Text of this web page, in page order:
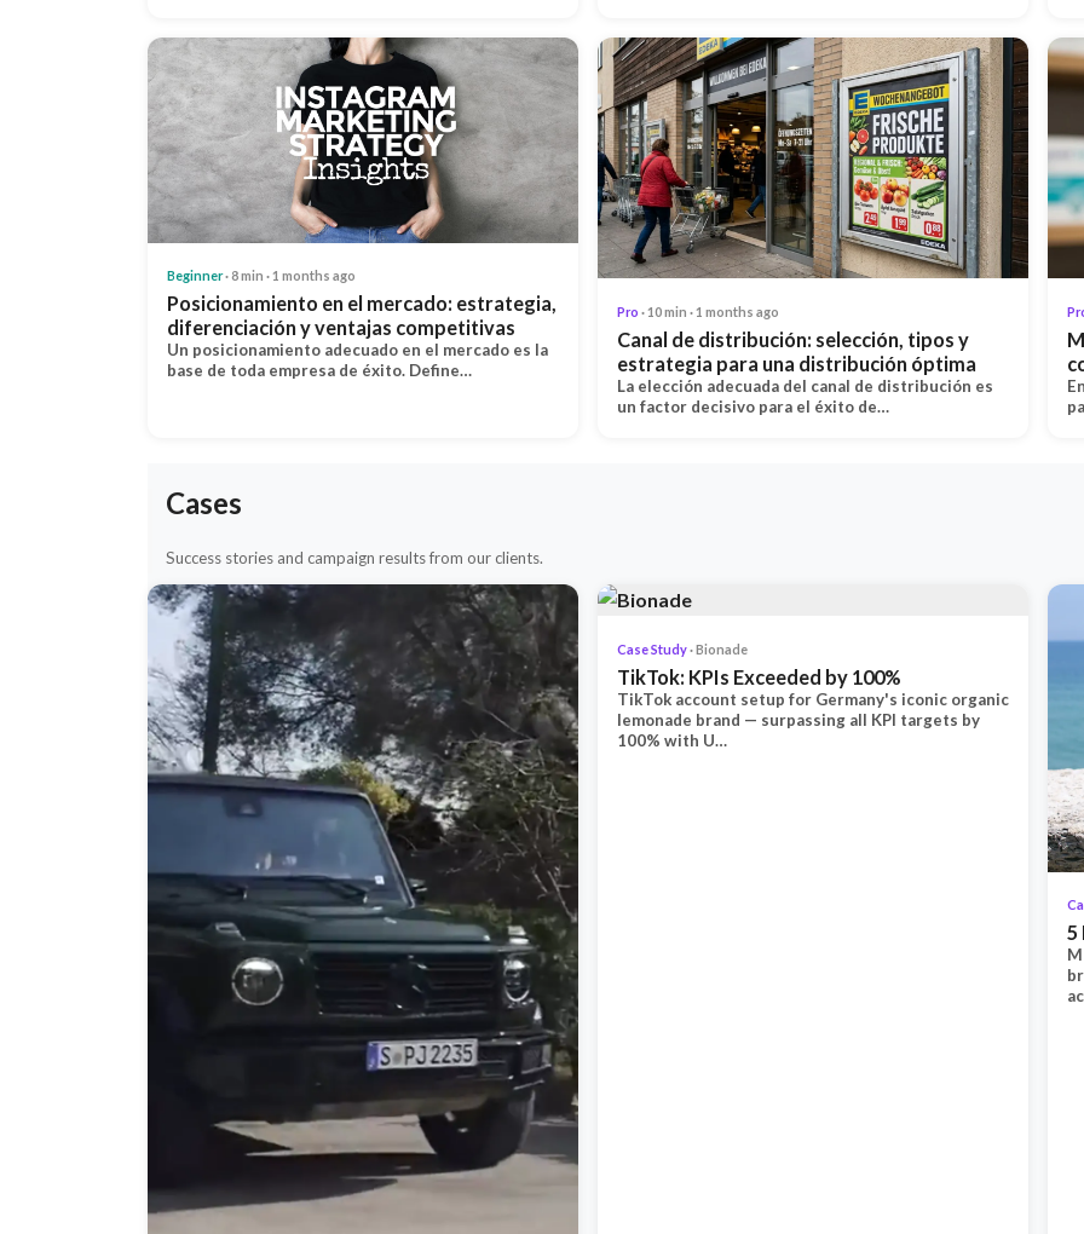
Beginner· 8 min · 1 months ago
Posicionamiento en el mercado: estrategia,
diferenciación y ventajas competitivas
Un posicionamiento adecuado en el mercado es la
base de toda empresa de éxito. Define…
Pro · 10 min · 1 months ago
Canal de distribución: selección, tipos y
estrategia para una distribución óptima
La elección adecuada del canal de distribución es
un factor decisivo para el éxito de…
Cases
Success stories and campaign results from our clients.
Case Study· Bionade
TikTok: KPIs Exceeded by 100%
TikTok account setup for Germany's iconic organic
lemonade brand — surpassing all KPI targets by
100% with U…
5